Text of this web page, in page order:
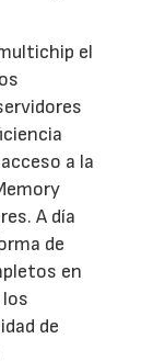
el
a la
A día
de
en
de